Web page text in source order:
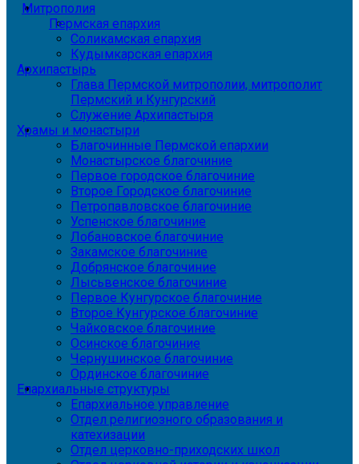
Митрополия
Пермская епархия
Соликамская епархия
Кудымкарская епархия
Архипастырь
Глава Пермской митрополии, митрополит
Пермский и Кунгурский
Служение Архипастыря
Храмы и монастыри
Благочинные Пермской епархии
Монастырское благочиние
Первое городское благочиние
Второе Городское благочиние
Петропавловское благочиние
Успенское благочиние
Лобановское благочиние
Закамское благочиние
Добрянское благочиние
Лысьвенское благочиние
Первое Кунгурское благочиние
Второе Кунгурское благочиние
Чайковское благочиние
Осинское благочиние
Чернушинское благочиние
Ординское благочиние
Епархиальные структуры
Епархиальное управление
Отдел религиозного образования и
катехизации
Отдел церковно-приходских школ